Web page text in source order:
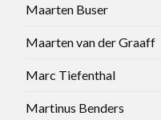
Maarten Buser
Maarten van der Graaff
Marc Tiefenthal
Martinus Benders